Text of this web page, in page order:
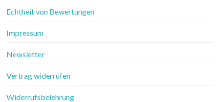
Echtheit von Bewertungen
Impressum
Newsletter
Vertrag widerrufen
Widerrufsbelehrung